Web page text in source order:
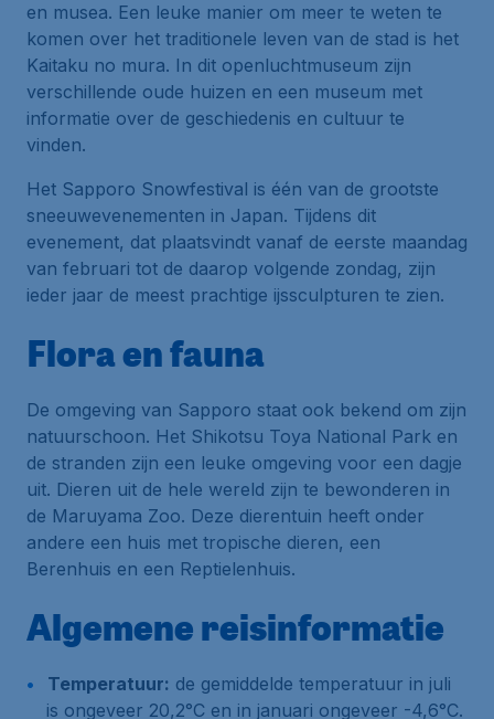
en musea. Een leuke manier om meer te weten te
komen over het traditionele leven van de stad is het
Kaitaku no mura. In dit openluchtmuseum zijn
verschillende oude huizen en een museum met
informatie over de geschiedenis en cultuur te
vinden.
Het Sapporo Snowfestival is één van de grootste
sneeuwevenementen in Japan. Tijdens dit
evenement, dat plaatsvindt vanaf de eerste maandag
van februari tot de daarop volgende zondag, zijn
ieder jaar de meest prachtige ijssculpturen te zien.
Flora en fauna
De omgeving van Sapporo staat ook bekend om zijn
natuurschoon. Het Shikotsu Toya National Park en
de stranden zijn een leuke omgeving voor een dagje
uit. Dieren uit de hele wereld zijn te bewonderen in
de Maruyama Zoo. Deze dierentuin heeft onder
andere een huis met tropische dieren, een
Berenhuis en een Reptielenhuis.
Algemene reisinformatie
Temperatuur: de gemiddelde temperatuur in juli
is ongeveer 20,2°C en in januari ongeveer -4,6°C.